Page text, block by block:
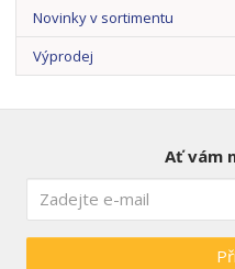
Novinky v sortimentu
Výprodej
Ať vám